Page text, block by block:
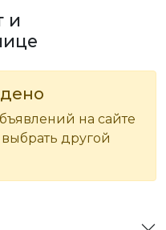
и
на сайте
другой